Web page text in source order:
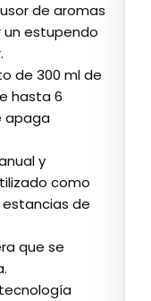
de aromas
estupendo
de 300 ml de
hasta 6
apaga
y
como
de
que se